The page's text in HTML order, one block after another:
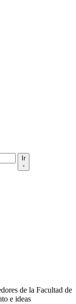
Ir
de la Facultad de
e ideas